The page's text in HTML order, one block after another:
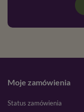
Moje zamówienia
Status zamówienia